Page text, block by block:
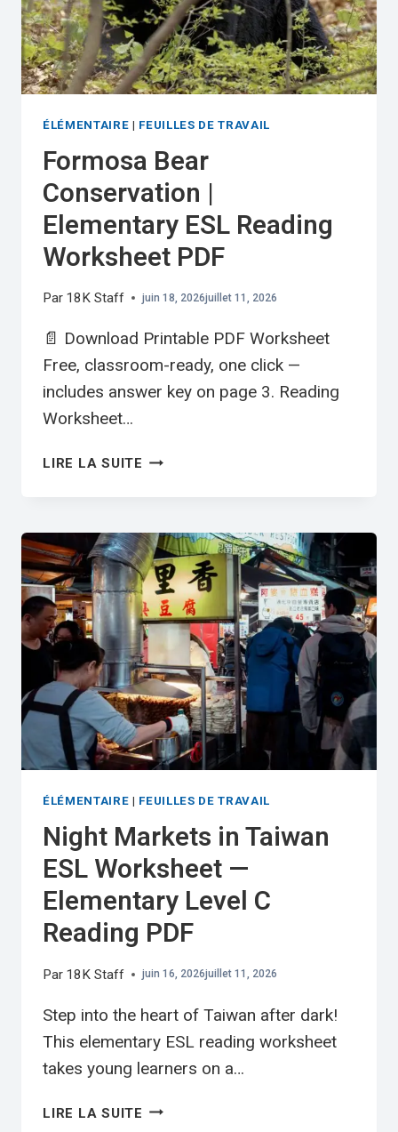
ÉLÉMENTAIRE | FEUILLES DE TRAVAIL
Formosa Bear
Conservation |
Elementary ESL Reading
Worksheet PDF
Par 18K Staff juin 18, 2026juillet 11, 2026
📄 Download Printable PDF Worksheet
Free, classroom-ready, one click —
includes answer key on page 3. Reading
Worksheet…
LIRE LA SUITE FORMOSA
ELEMENTARY
ESL
READING
WORKSHEET
PDF
ÉLÉMENTAIRE | FEUILLES DE TRAVAIL
Night Markets in Taiwan
ESL Worksheet —
Elementary Level C
Reading PDF
Par 18K Staff juin 16, 2026juillet 11, 2026
Step into the heart of Taiwan after dark!
This elementary ESL reading worksheet
takes young learners on a…
LIRE LA SUITE NIGHT